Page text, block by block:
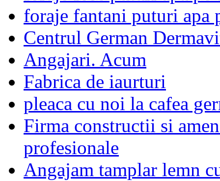
foraje fantani puturi apa
Centrul German
Angajari. Acum
Fabrica de iaurturi
pleaca cu noi la cafea
Firma constructii si
profesionale
Angajam tamplar lemn